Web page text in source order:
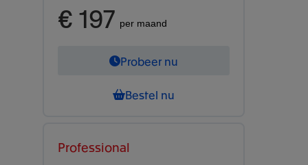
€ 197 per maand
Probeer nu
Bestel nu
Professional